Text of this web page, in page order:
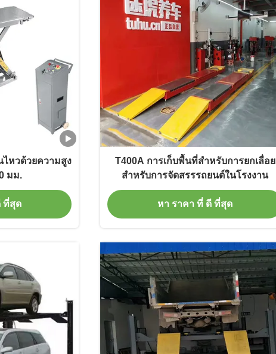
หวด้วยความสูง
มม.
ที่สุด
T400A การเก็บพื้นที่สําหรับการยกเลื่อย
สําหรับการจัดสรรรถยนต์ในโรงงาน
หา ราคา ที่ ดี ที่สุด